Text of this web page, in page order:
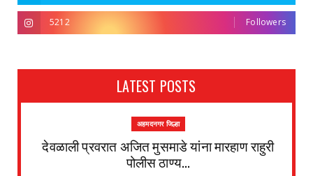
5212 Followers
LATEST POSTS
अहमदनगर जिल्हा
देवळाली प्रवरात अजित मुसमाडे यांना मारहाण राहुरी
पोलीस ठाण्य...